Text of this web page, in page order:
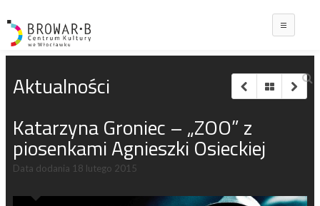
Aktualności
Katarzyna Groniec – „ZOO” z
piosenkami Agnieszki Osieckiej
Data dodania 18 lutego 2015